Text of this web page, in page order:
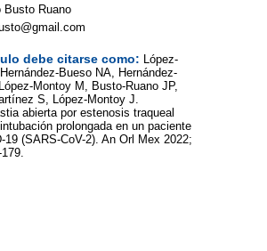
Busto Ruano
debe citarse como: López-
Bueso NA, Hernández-
Montoy M, Busto-Ruano JP,
S, López-Montoy J.
abierta por estenosis traqueal
prolongada en un paciente
19 (SARS-CoV-2). An Orl Mex 2022;